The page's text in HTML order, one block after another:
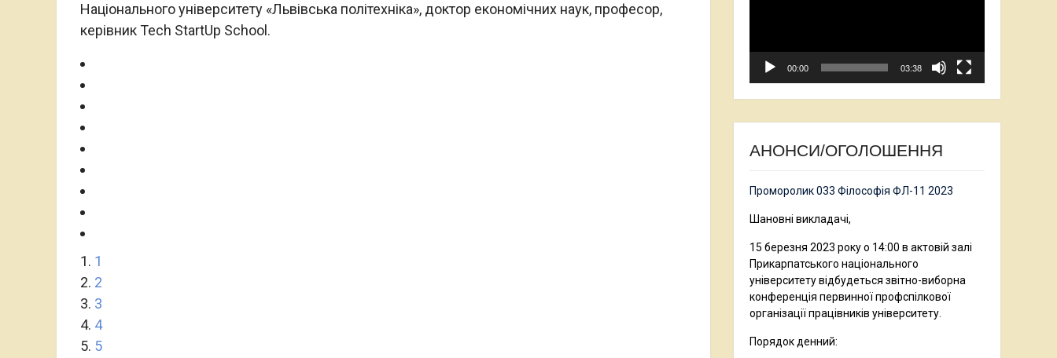
Національного університету «Львівська політехніка», доктор економічних наук, професор,
керівник Tech StartUp School.
1
2
3
4
5
00:00 03:38
АНОНСИ/ОГОЛОШЕННЯ
Проморолик 033 Філософія ФЛ-11 2023
Шановні викладачі,
15 березня 2023 року о 14:00 в актовій залі
Прикарпатського національного
університету відбудеться звітно-виборна
конференція первинної профспілкової
організації працівників університету.
Порядок денний: